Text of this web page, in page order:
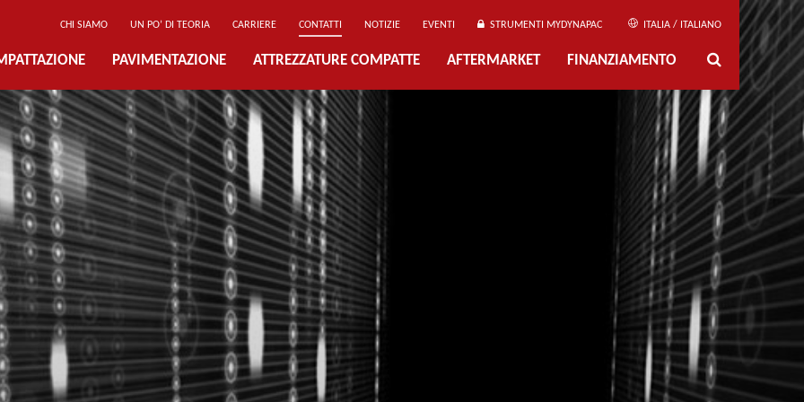
CHI SIAMO UN PO’ DI TEORIA CARRIERE CONTATTI NOTIZIE EVENTI STRUMENTI MYDYNAPAC ITALIA / ITALIANO
PAVIMENTAZIONE ATTREZZATURE COMPATTE AFTERMARKET FINANZIAMENTO